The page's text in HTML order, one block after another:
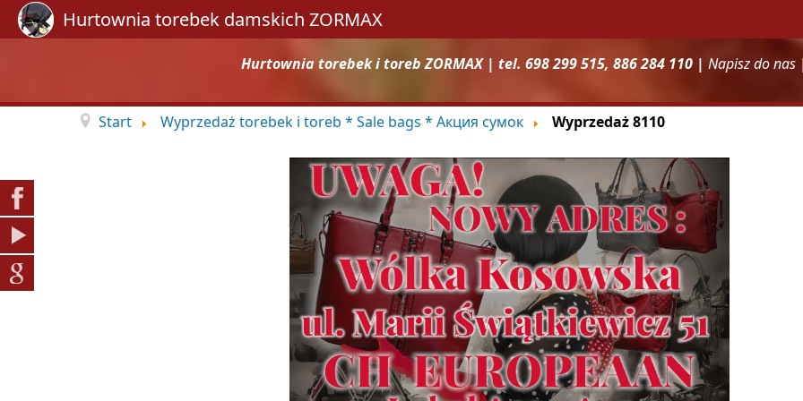
Hurtownia torebek i toreb ZORMAX | tel. 698 299 515, 886 284 110 | Napisz do nas
Start Wyprzedaż torebek i toreb * Sale bags * Акция сумок Wyprzedaż 8110
Hurtownia torebek damskich ZORMAX